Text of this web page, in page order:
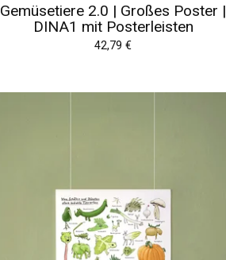
Gemüsetiere 2.0 | Großes Poster |
DINA1 mit Posterleisten
42,79€